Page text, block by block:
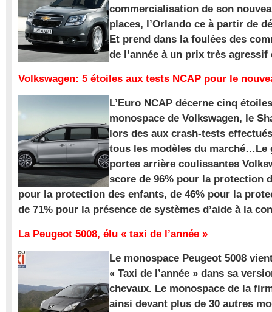
commercialisation de son
places, l’Orlando ce à partir de
Et prend dans la foulées des
de l’année à un prix très agressif
Volkswagen: 5 étoiles aux tests NCAP pour le
L’Euro NCAP décerne cinq
monospace de Volkswagen, le
lors des aux crash-tests
tous les modèles du marché…Le
portes arrière coulissantes
score de 96% pour la protection
pour la protection des enfants, de 46% pour la
de 71% pour la présence de systèmes d’aide à la
La Peugeot 5008, élu « taxi de l’année »
Le monospace Peugeot 5008
« Taxi de l’année » dans sa
chevaux. Le monospace de la
ainsi devant plus de 30 autres